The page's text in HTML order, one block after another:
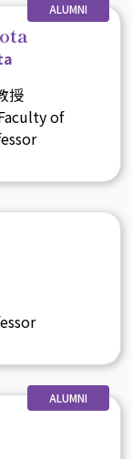
ALUMNI
授
of
ALUMNI